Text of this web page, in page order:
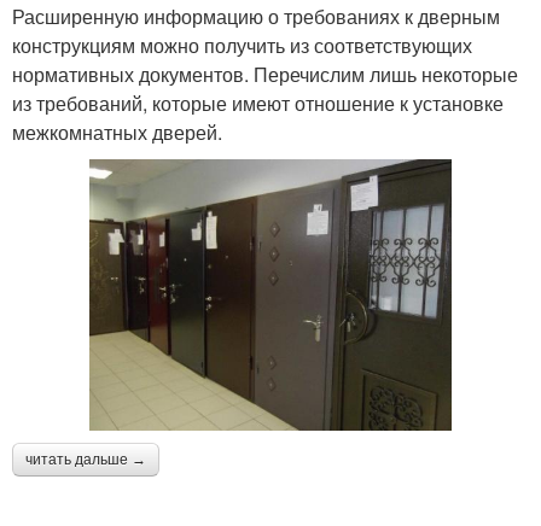
Расширенную информацию о требованиях к дверным
конструкциям можно получить из соответствующих
нормативных документов. Перечислим лишь некоторые
из требований, которые имеют отношение к установке
межкомнатных дверей.
читать дальше →